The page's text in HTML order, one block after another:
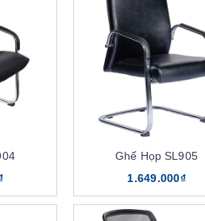
Ghế Họp SL905
1.649.000₫